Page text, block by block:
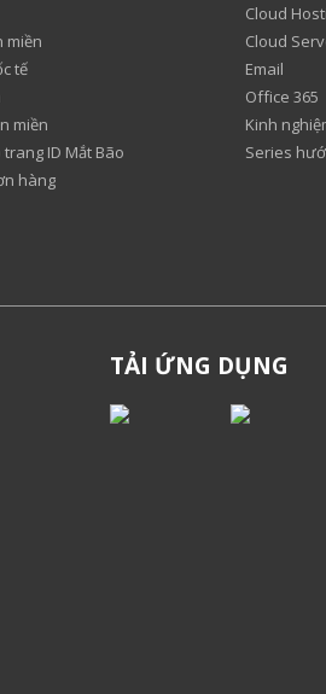
miền
tế
miền
ID Mắt Bão
hàng
Cloud
Cloud
Email
Office 365
Kinh
Series
TẢI ỨNG DỤNG